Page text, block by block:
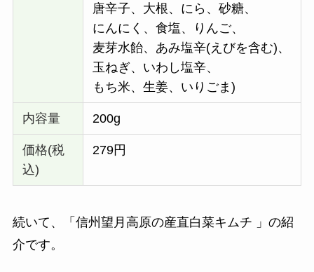
唐辛子、大根、にら、砂糖、
にんにく、食塩、りんご、
麦芽水飴、あみ塩辛(えびを含む)、
玉ねぎ、いわし塩辛、
もち米、生姜、いりごま)
内容量 200g
価格(税
込)
279円
続いて、「信州望月高原の産直白菜キムチ 」の紹
介です。